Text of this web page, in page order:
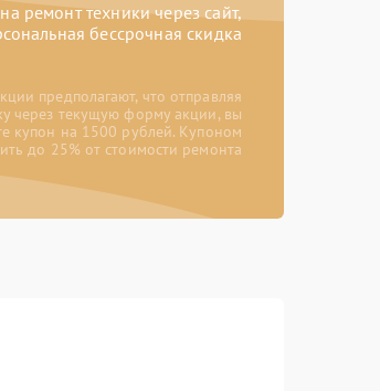
ремонт техники через сайт,
бессрочная скидка
предполагают, что отправляя
через текущую форму акции, вы
купон на 1500 рублей. Купоном
до 25% от стоимости ремонта